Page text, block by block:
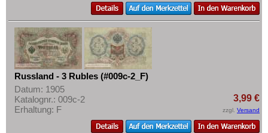
Russland - 3 Rubles (#009c-2_F)
Datum: 1905
Katalognr.: 009c-2
Erhaltung: F
3,99 €
zzgl. Versand